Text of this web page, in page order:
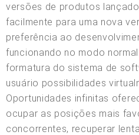
versões de produtos
facilmente para uma nova
preferência ao
funcionando no modo
formatura do sistema de
usuário possibilidades
Oportunidades infinitas
ocupar as posições mais
concorrentes, recuperar